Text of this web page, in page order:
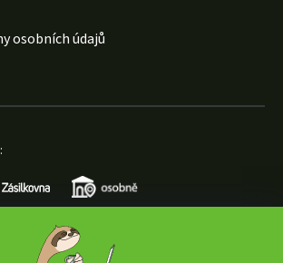
osobních údajů